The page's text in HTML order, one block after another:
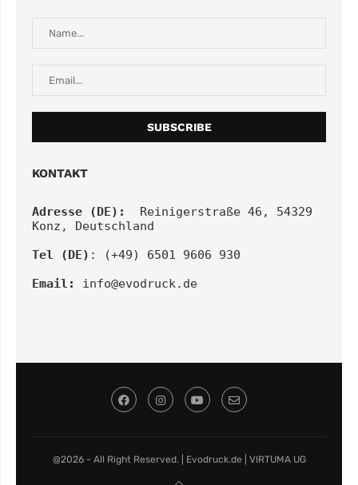
KONTAKT
Adresse (DE):
Reinigerstraße 46, 54329
Konz, Deutschland
Tel (DE) : (+49) 6501 9606 930
Email:
info@evodruck.de
@2026 - All Right Reserved. | Evodruck.de | VIRTUMA UG